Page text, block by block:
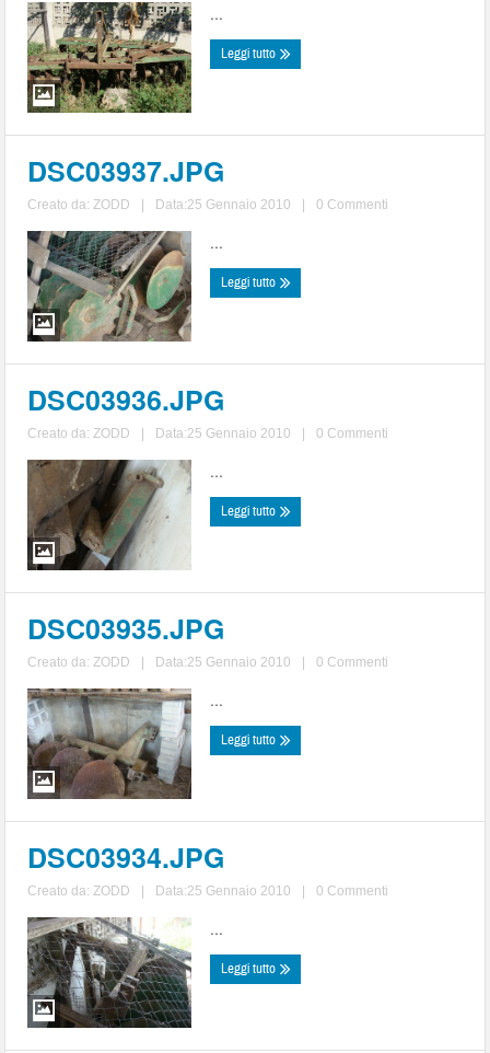
...
Leggi tutto
DSC03937.JPG
Creato da:ZODD Data:25 Gennaio 2010 0 Commenti
...
Leggi tutto
DSC03936.JPG
Creato da:ZODD Data:25 Gennaio 2010 0 Commenti
...
Leggi tutto
DSC03935.JPG
Creato da:ZODD Data:25 Gennaio 2010 0 Commenti
...
Leggi tutto
DSC03934.JPG
Creato da:ZODD Data:25 Gennaio 2010 0 Commenti
...
Leggi tutto